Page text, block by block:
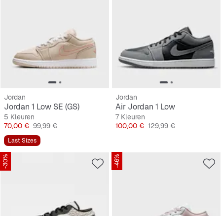
Jordan
Jordan 1 Low SE (GS)
5 Kleuren
Prijs
70,00 € Originele Prijs
99,99 €
Last Sizes
Jordan
Air Jordan 1 Low
7 Kleuren
Prijs
100,00 € Originele Prijs
129,99 €
-30% -46%